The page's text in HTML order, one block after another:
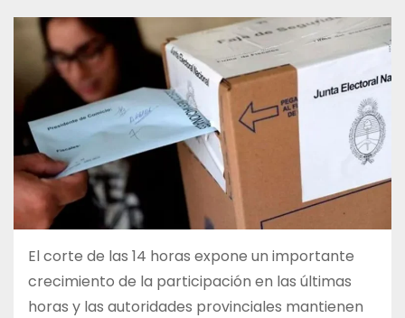
El corte de las 14 horas expone un importante
crecimiento de la participación en las últimas
horas y las autoridades provinciales mantienen